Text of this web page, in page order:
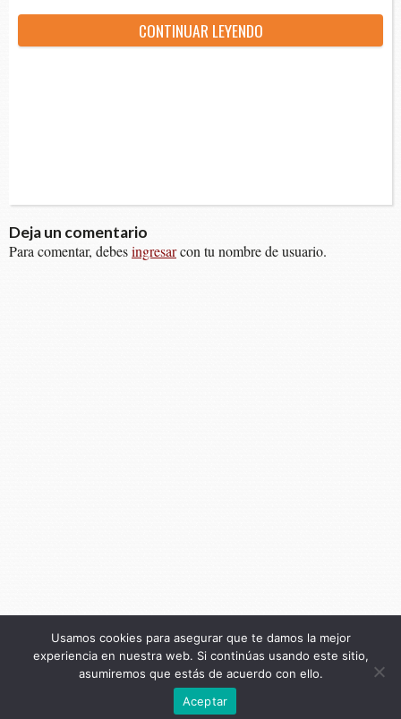
CON­TI­NUAR LEYENDO
Deja un comentario
Para comentar, debesingresarcon tu nombre de usuario.
Usamos cookies para asegurar que te damos la mejor
experiencia en nuestra web. Si continúas usando este sitio,
asumiremos que estás de acuerdo con ello.
Aceptar